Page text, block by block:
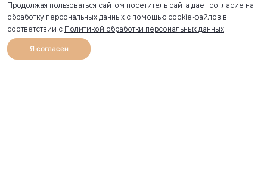
Каталог Избранное
Продолжая пользоваться сайтом посетитель сайта дает согласие на
обработку персональных данных с помощью cookie-файлов в
соответствии с Политикой обработки персональных данных.
Я согласен